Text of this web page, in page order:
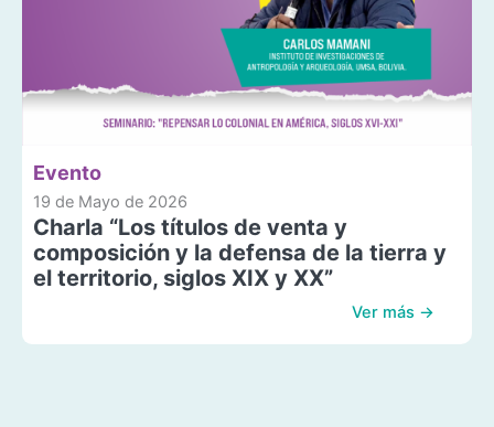
Evento
19 de Mayo de 2026
Charla “Los títulos de venta y
composición y la defensa de la tierra y
el territorio, siglos XIX y XX”
Ver más →